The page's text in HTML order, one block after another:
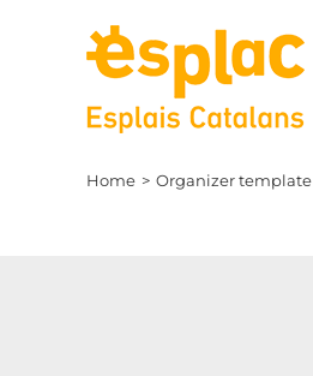
Home Organizer template